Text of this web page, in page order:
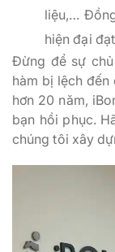
liệu,…
hiện đại
Đừng để sự
hàm bị lệch đến
hơn 20 năm,
bạn hồi phục.
chúng tôi xây